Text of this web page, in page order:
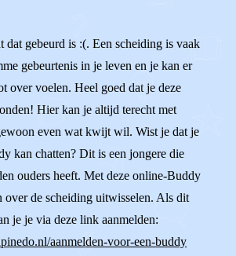
dat gebeurd is :(. Een scheiding is vaak
gebeurtenis in je leven en je kan er
over voelen. Heel goed dat je deze
Hier kan je altijd terecht met
even wat kwijt wil. Wist je dat je
kan chatten? Dit is een jongere die
ouders heeft. Met deze online-Buddy
over de scheiding uitwisselen. Als dit
je je via deze link aanmelden:
aanmelden-voor-een-buddy